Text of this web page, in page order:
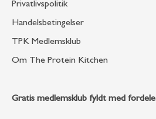
Privatlivspolitik
Handelsbetingelser
TPK Medlemsklub
Om The Protein Kitchen
Gratis medlemsklub fyldt med fordele